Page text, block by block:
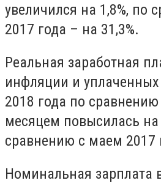
увеличился на 1,8%, по
2017 года – на 31,3%.
Реальная заработная
инфляции и
2018 года по
месяцем повысилась на
сравнению с маем 2017
Номинальная зарплата